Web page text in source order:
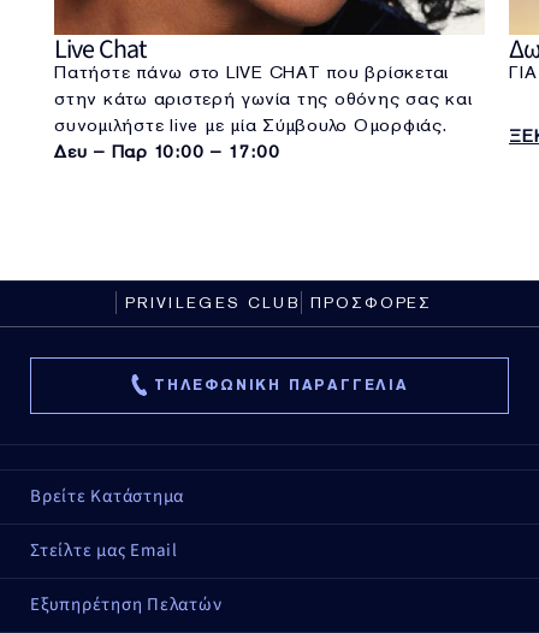
Live Chat
Πατήστε πάνω στο LIVE CHAT που βρίσκεται
στην κάτω αριστερή γωνία της οθόνης σας και
συνομιλήστε live με μία Σύμβουλο Ομορφιάς.
Δευ – Παρ 10:00 – 17:00
PRIVILEGES CLUB ΠΡΟΣΦΟΡΕΣ
ΤΗΛΕΦΩΝΙΚΗ ΠΑΡΑΓΓΕΛΙΑ
Βρείτε Κατάστημα
Στείλτε μας Email
Εξυπηρέτηση Πελατών